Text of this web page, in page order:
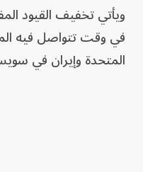
ويأتي تخفيف القيود
في وقت تتواصل فيه
المتحدة وإيران في